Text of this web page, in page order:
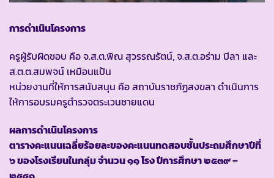
การดำเนินโครงการ
ครูผู้รับผิดชอบ คือ จ.ส.ต.พิณ สุวรรณรัตน์, จ.ส.ต.อร่าม บีลา และ
ส.ต.ต.สมพจน์ เหมือนแป้น
หน่วยงานที่ให้การสนับสนุน คือ สถาบันราชภัฏสงขลา ดำเนินการ
ให้การอบรมครูตำรวจตระเวนชายแดน
ผลการดำเนินโครงการ
ตารางคะแนนเฉลี่ยร้อยละของคะแนนทดสอบชั้นประถมศึกษาปีที่
๖ ของโรงเรียนในกลุ่ม จำนวน ๑๑ โรง ปีการศึกษา ๒๕๓๙ –